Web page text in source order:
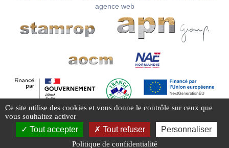
agence web
Ce site utilise des cookies et vous donne le contrôle sur ceux que
vous souhaitez activer
Tout accepter Tout refuser Personnaliser
Politique de confidentialité